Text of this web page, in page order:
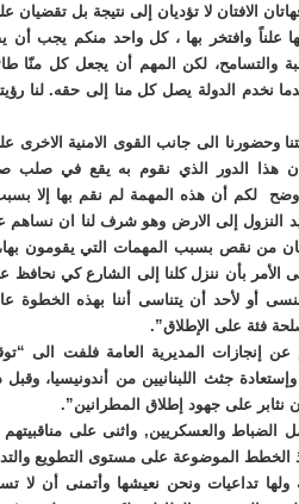
الافتان لا تؤديان إلى نتيجة بل تقضيان
علناً وافتخر بها ، كل واحد منكم يجب أن
والتسامح، لكن المهم أن يجعل كل
نخدم الدولة يصل كل منا إلى حقه. لنا
وحضورنا الى جانب القوى الامنية الاخرى
الدور الذي نقوم به يقع في صلب
اوضح لكم أن هذه المهمة لم نقم بها إلا
النزول إلى الارض وهو شرف لنا ان نساهم
من نقص بسبب المهمات التي يقومون
الأمر بأن ننزل كلنا إلى الشارع كي
أو لأحد أن يتناسى أننا بهذه الخطوة
فئة على الإطلاق”.
عن إنجازات المديرية العامة فلفت الى
جثث اللبنانيين من أندونيسيا،
نثابر على جهود إطلاق المطرانين”.
الضباط والعسكريين, واثنى على
الخطط الموضوعة على مستوى التطويع
ولها تداعيات ونحن نعيشها وأتمنى أن لا